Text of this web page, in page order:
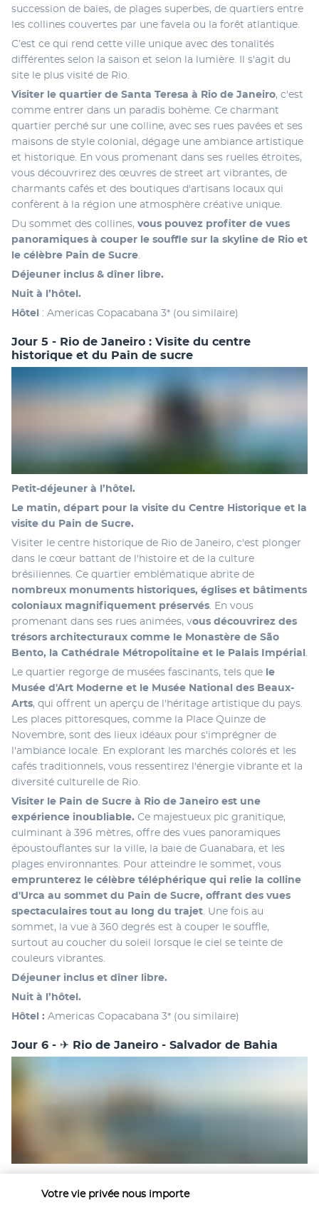
succession de baies, de plages superbes, de quartiers entre
les collines couvertes par une favela ou la forêt atlantique.
C’est ce qui rend cette ville unique avec des tonalités
différentes selon la saison et selon la lumière. Il s'agit du
site le plus visité de Rio.
Visiter le quartier de Santa Teresa à Rio de Janeiro, c'est
comme entrer dans un paradis bohème. Ce charmant
quartier perché sur une colline, avec ses rues pavées et ses
maisons de style colonial, dégage une ambiance artistique
et historique. En vous promenant dans ses ruelles étroites,
vous découvrirez des œuvres de street art vibrantes, de
charmants cafés et des boutiques d'artisans locaux qui
confèrent à la région une atmosphère créative unique.
Du sommet des collines, vous pouvez profiter de vues
panoramiques à couper le souffle sur la skyline de Rio et
le célèbre Pain de Sucre.
Déjeuner inclus & dîner libre.
Nuit à l’hôtel.
Hôtel
: Americas Copacabana 3* (ou similaire)
Jour 5 - Rio de Janeiro : Visite du centre
historique et du Pain de sucre
Petit-déjeuner à l’hôtel.
Le matin, départ pour la visite du Centre Historique et la
visite du Pain de Sucre.
Visiter le centre historique de Rio de Janeiro, c'est plonger
dans le cœur battant de l'histoire et de la culture
nombreux monuments historiques, églises et bâtiments
coloniaux magnifiquement préservés. En vous
promenant dans ses rues animées, vous découvrirez des
trésors architecturaux comme le Monastère de São
Bento, la Cathédrale Métropolitaine et le Palais Impérial .
Le quartier regorge de musées fascinants, tels que le
Musée d'Art Moderne et le Musée National des Beaux-
Arts, qui offrent un aperçu de l'héritage artistique du pays.
Les places pittoresques, comme la Place Quinze de
Novembre, sont des lieux idéaux pour s'imprégner de
l'ambiance locale. En explorant les marchés colorés et les
cafés traditionnels, vous ressentirez l'énergie vibrante et la
diversité culturelle de Rio.
Visiter le Pain de Sucre à Rio de Janeiro est une
expérience inoubliable. Ce majestueux pic granitique,
culminant à 396 mètres, offre des vues panoramiques
époustouflantes sur la ville, la baie de Guanabara, et les
emprunterez le célèbre téléphérique qui relie la colline
d'Urca au sommet du Pain de Sucre, offrant des vues
spectaculaires tout au long du trajet. Une fois au
sommet, la vue à 360 degrés est à couper le souffle,
surtout au coucher du soleil lorsque le ciel se teinte de
couleurs vibrantes.
Déjeuner inclus et dîner libre.
Nuit à l’hôtel.
Hôtel : Americas Copacabana 3* (ou similaire)
Jour 6 - ✈ Rio de Janeiro - Salvador de Bahia
A l’heure convenue, transfert vers l’aéroport international
Votre vie privée nous importe